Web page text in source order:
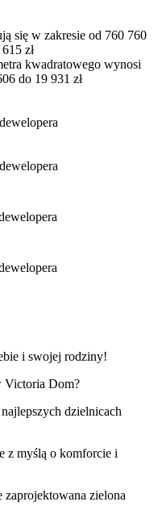
się w zakresie od 760 760
zł
kwadratowego wynosi
do 19 931 zł
i swojej rodziny!
Victoria Dom?
dzielnicach
z myślą o komforcie i
zaprojektowana zielona